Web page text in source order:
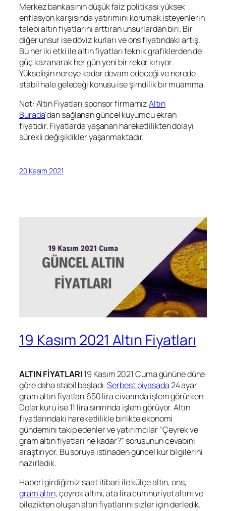
Merkez bankasının düşük faiz politikası yüksek
enflasyon karşısında yatırımını korumak isteyenlerin
talebi altın fiyatlarını arttıran unsurlardan biri. Bir
diğer unsur ise döviz kurları ve ons fiyatındaki artış.
Bu her iki etki ile altın fiyatları teknik grafiklerden de
güç kazanarak her gün yeni bir rekor kırıyor.
Yükselişin nereye kadar devam edeceği ve nerede
stabil hale geleceği konusu ise şimdilik bir muamma.
Not: Altın Fiyatları sponsor firmamızAltın
Burada‘dan sağlanan güncel kuyumcu ekran
fiyatıdır. Fiyatlarda yaşanan hareketlilikten dolayı
sürekli değişiklikler yaşanmaktadır.
20 Kasım 2021
19 Kasım 2021 Altın Fiyatları
ALTIN FİYATLARI19 Kasım 2021 Cuma gününe düne
göre daha stabil başladı.Serbest piyasada24 ayar
gram altın fiyatları 650 lira civarında işlem görürken
Dolar kuru ise 11 lira sınırında işlem görüyor. Altın
fiyatlarındaki hareketlilikle birlikte ekonomi
gündemini takip edenler ve yatırımcılar “Çeyrek ve
gram altın fiyatları ne kadar?” sorusunun cevabını
araştırıyor. Bu soruya istinaden güncel kur bilgilerini
hazırladık.
Haberi girdiğimiz saat itibari ile külçe altın, ons,
gram altın, çeyrek altını, ata lira cumhuriyet altını ve
bilezikten oluşan altın fiyatlarını sizler için derledik.